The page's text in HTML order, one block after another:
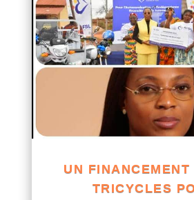
UN FINANCEMENT
TRICYCLES